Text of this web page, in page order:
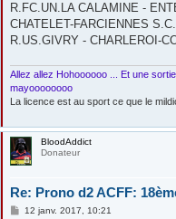
R.FC.UN.LA CALAMINE -
CHATELET-FARCIENNES
R.US.GIVRY - CHARLEROI-
Allez allez Hohoooooo ... Et une
mayoooooooo
La licence est au sport ce que le
BloodAddict
Donateur
Re: Prono d2 ACFF:
M12 janv. 2017, 10:21